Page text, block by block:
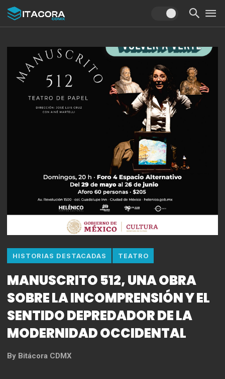
HISTORIAS DESTACADAS TEATRO
MANUSCRITO 512, UNA OBRA
SOBRE LA INCOMPRENSIÓN Y EL
SENTIDO DEPREDADOR DE LA
MODERNIDAD OCCIDENTAL
By Bitácora CDMX